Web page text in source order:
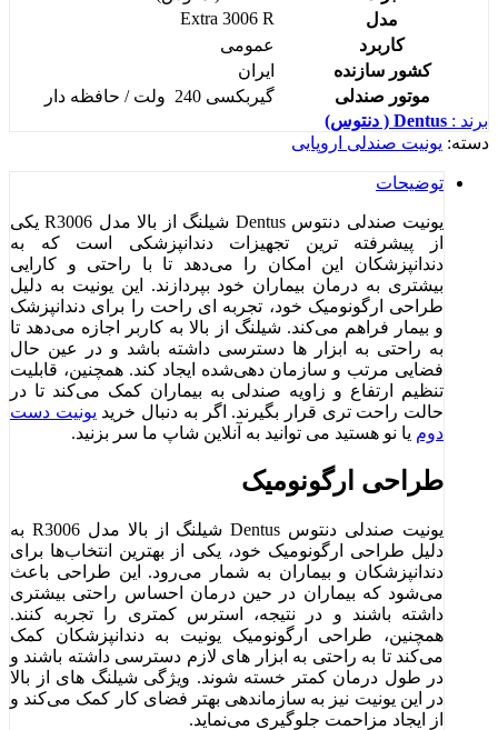
مدل
Extra 3006 R
کاربرد
عمومی
کشور سازنده
ایران
موتور صندلی
گیربکسی 240 ولت / حافظه دار
برند : Dentus ( دنتوس)
دسته: یونیت صندلی اروپایی
توضیحات
یونیت صندلی دنتوس Dentus شیلنگ از بالا مدل R3006 یکی
از پیشرفته ‌ترین تجهیزات دندانپزشکی است که به
دندانپزشکان این امکان را می‌دهد تا با راحتی و کارایی
بیشتری به درمان بیماران خود بپردازند. این یونیت به دلیل
طراحی ارگونومیک خود، تجربه ‌ای راحت را برای دندانپزشک
و بیمار فراهم می‌کند. شیلنگ از بالا به کاربر اجازه می‌دهد تا
به راحتی به ابزار ها دسترسی داشته باشد و در عین حال
فضایی مرتب و سازمان ‌دهی‌شده ایجاد کند. همچنین، قابلیت
تنظیم ارتفاع و زاویه صندلی به بیماران کمک می‌کند تا در
حالت راحت ‌تری قرار بگیرند. اگر به دنبال خرید یونیت دست
دوم یا نو هستید می توانید به آنلاین شاپ ما سر بزنید.
طراحی ارگونومیک
یونیت صندلی دنتوس Dentus شیلنگ از بالا مدل R3006 به
دلیل طراحی ارگونومیک خود، یکی از بهترین انتخاب‌ها برای
دندانپزشکان و بیماران به شمار می‌رود. این طراحی باعث
می‌شود که بیماران در حین درمان احساس راحتی بیشتری
داشته باشند و در نتیجه، استرس کمتری را تجربه کنند.
همچنین، طراحی ارگونومیک یونیت به دندانپزشکان کمک
می‌کند تا به راحتی به ابزار های لازم دسترسی داشته باشند و
در طول درمان کمتر خسته شوند. ویژگی شیلنگ‌ های از بالا
در این یونیت نیز به سازماندهی بهتر فضای کار کمک می‌کند و
از ایجاد مزاحمت جلوگیری می‌نماید.